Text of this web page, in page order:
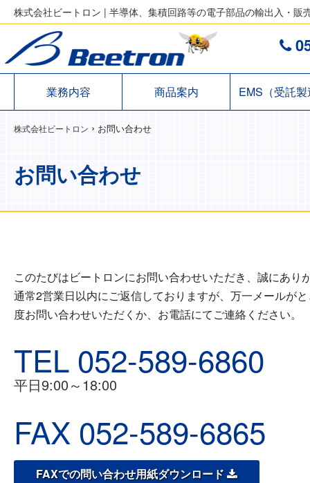
株式会社ビートロン | 半導体、集積回路等の電子部品の輸出入・
業務内容 商品案内 EMS（受託
株式会社ビートロン › お問い合わせ
お問い合わせ
このたびはビートロンにお問い合わせいただき、誠にあり
通常2営業日以内にご返信しておりますが、万一メールが
度お問い合わせいただくか、お電話にてご連絡ください。
TEL 052-589-6860
平日9:00～18:00
FAX 052-589-6865
FAXでの問い合わせ用紙ダウンロード